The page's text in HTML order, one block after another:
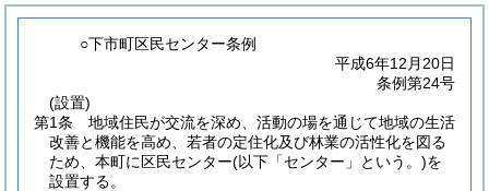
○下市町区民センター条例
平成6年12月20日
条例第24号
(設置)
第1条
地域住民が交流を深め、活動の場を通じて地域の生活
改善と機能を高め、若者の定住化及び林業の活性化を図る
ため、本町に区民センター(以下「センター」という。)を
設置する。